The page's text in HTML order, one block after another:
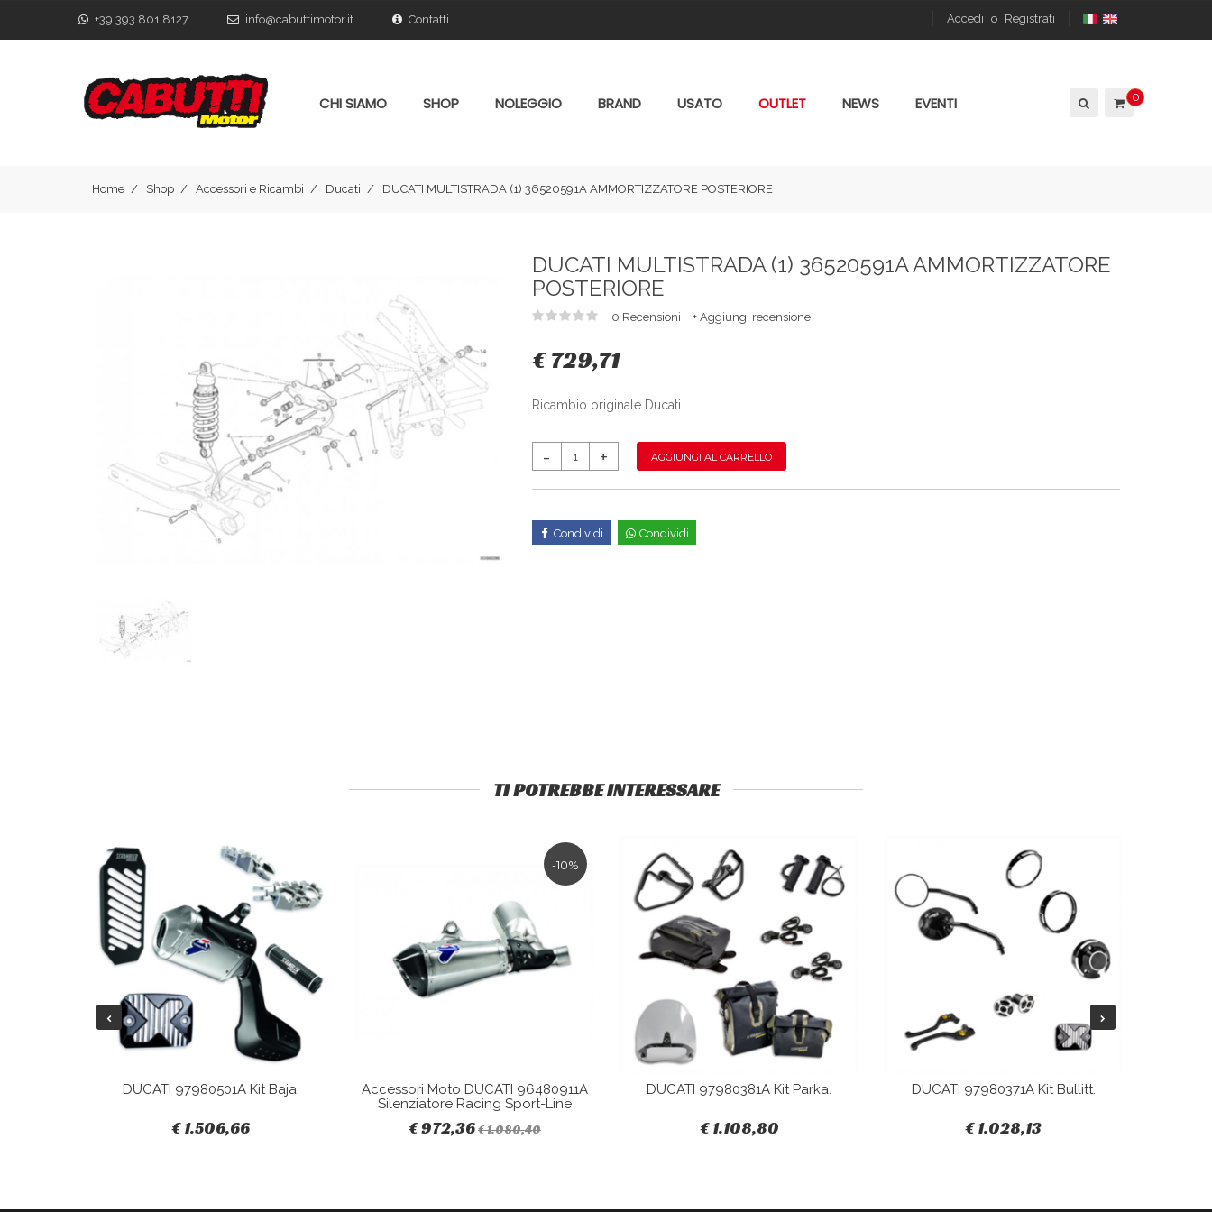
+39 393 801 8127 info@cabuttimotor.it Contatti Accedi o Registrati
0
CHI SIAMO SHOP NOLEGGIO BRAND USATO OUTLET NEWS EVENTI
Home Shop Accessori e Ricambi Ducati DUCATI MULTISTRADA (1) 36520591A AMMORTIZZATORE POSTERIORE
DUCATI MULTISTRADA (1) 36520591A AMMORTIZZATORE
POSTERIORE
0 Recensioni + Aggiungi recensione
€ 729,71
Ricambio originale Ducati
AGGIUNGI AL CARRELLO
Condividi Condividi
TI POTREBBE INTERESSARE
DUCATI 97980501A Kit Baja.
€ 1.506,66
-10%
Accessori Moto DUCATI 96480911A
Silenziatore Racing Sport-Line
€ 972,36€ 1.080,40
DUCATI 97980381A Kit Parka.
€ 1.108,80
DUCATI 97980371A Kit Bullitt.
€ 1.028,13